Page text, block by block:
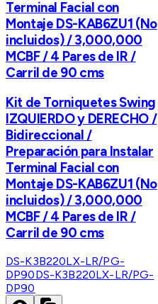
Terminal Facial con
Montaje DS-KAB6ZU1 (No
incluidos) / 3,000,000
MCBF / 4 Pares de IR /
Carril de 90 cms
Kit de Torniquetes Swing
IZQUIERDO y DERECHO /
Bidireccional /
Preparación para Instalar
Terminal Facial con
Montaje DS-KAB6ZU1 (No
incluidos) / 3,000,000
MCBF / 4 Pares de IR /
Carril de 90 cms
DS-K3B220LX-LR/PG-
DP90DS-K3B220LX-LR/PG-
DP90